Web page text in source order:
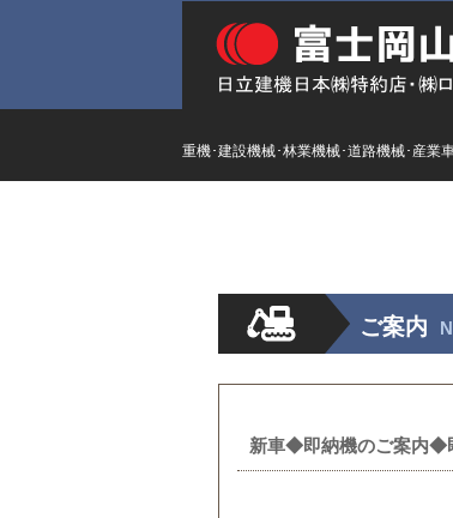
重機･建設機械･林業機械･道路機械･産業
ご案内
新車◆即納機のご案内◆